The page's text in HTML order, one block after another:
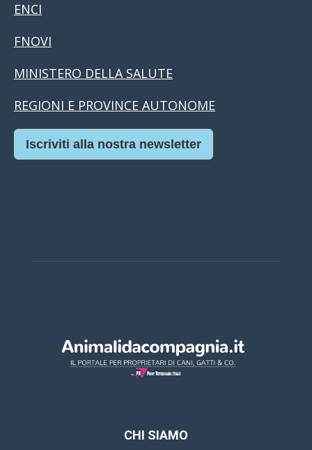
ENCI
FNOVI
MINISTERO DELLA SALUTE
REGIONI E PROVINCE AUTONOME
Iscriviti alla nostra newsletter
CHI SIAMO